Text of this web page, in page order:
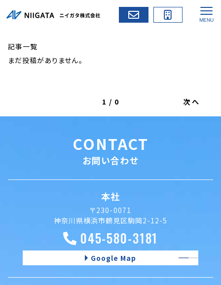
記事一覧
まだ投稿がありません。
1 / 0 次へ
CONTACT
お問い合わせ
本社
〒230-0071
神奈川県横浜市鶴見区駒岡2-12-5
045-580-3181
Google Map